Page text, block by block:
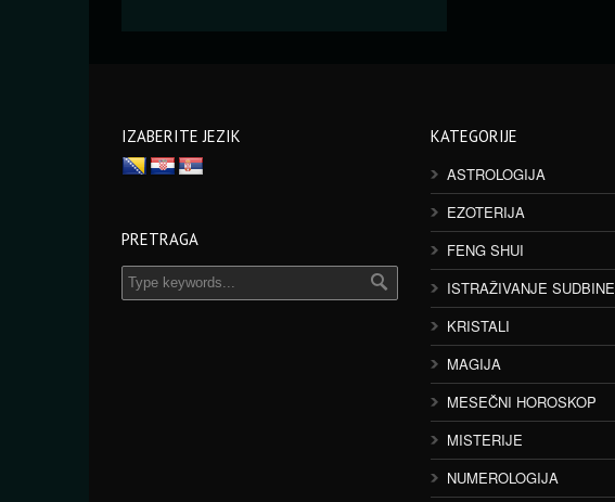
IZABERITE JEZIK
PRETRAGA
KATEGORIJE
ASTROLOGIJA
EZOTERIJA
FENG SHUI
ISTRAŽIVANJE SUDBINE
KRISTALI
MAGIJA
MESEČNI HOROSKOP
MISTERIJE
NUMEROLOGIJA